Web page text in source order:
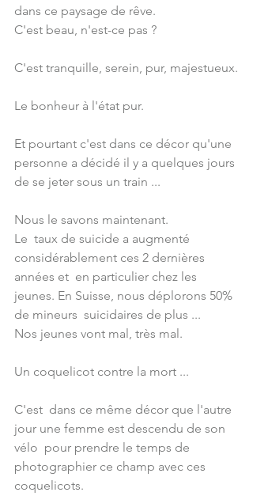
dans ce paysage de rêve.
C'est beau, n'est-ce pas ?
C'est tranquille, serein, pur, majestueux.
Le bonheur à l'état pur.
Et pourtant c'est dans ce décor qu'une
personne a décidé il y a quelques jours
de se jeter sous un train ...
Nous le savons maintenant.
Le  taux de suicide a augmenté
considérablement ces 2 dernières
années et  en particulier chez les
jeunes. En Suisse, nous déplorons 50%
de mineurs  suicidaires de plus ...
Nos jeunes vont mal, très mal.
Un coquelicot contre la mort ...
C'est  dans ce même décor que l'autre
jour une femme est descendu de son
vélo  pour prendre le temps de
photographier ce champ avec ces
coquelicots.